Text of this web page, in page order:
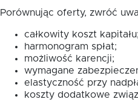
Porównując oferty, zwróć
całkowity koszt kapitału;
harmonogram spłat;
możliwość karencji;
wymagane
elastyczność przy
koszty dodatkowe